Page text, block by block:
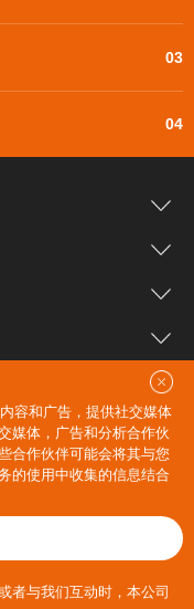
03
04
港东路1068号2101房 联系
明
容和广告，提供社交媒体
媒体，广告和分析合作伙
合作伙伴可能会将其与您
的使用中收集的信息结合
者与我们互动时，本公司